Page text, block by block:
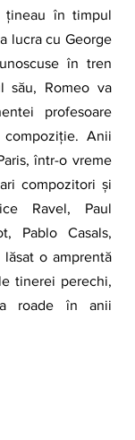
țineau în timpul
lucra cu George
în tren
său, Romeo va
profesoare
compoziție. Anii
într-o vreme
compozitori și
Ravel, Paul
Pablo Casals,
o amprentă
tinerei perechi,
roade în anii